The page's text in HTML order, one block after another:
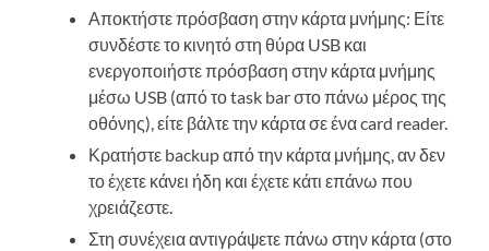
Αποκτήστε πρόσβαση στην κάρτα μνήμης: Είτε
συνδέστε το κινητό στη θύρα USB και
ενεργοποιήστε πρόσβαση στην κάρτα μνήμης
μέσω USB (από το task bar στο πάνω μέρος της
οθόνης), είτε βάλτε την κάρτα σε ένα card reader.
Κρατήστε backup από την κάρτα μνήμης, αν δεν
το έχετε κάνει ήδη και έχετε κάτι επάνω που
χρειάζεστε.
Στη συνέχεια αντιγράψετε πάνω στην κάρτα (στο